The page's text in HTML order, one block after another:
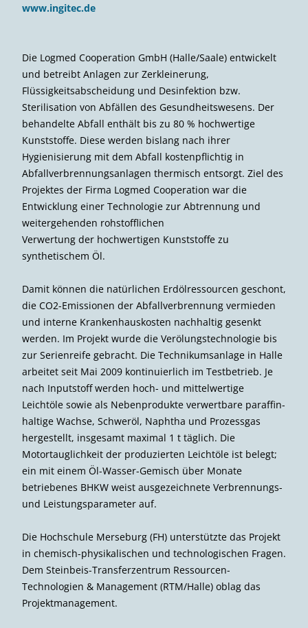
www.ingitec.de
Die Logmed Cooperation GmbH (Halle/Saale) entwickelt
und betreibt Anlagen zur Zerkleinerung,
Flüssigkeitsabscheidung und Desinfektion bzw.
Sterilisation von Abfällen des Gesundheitswesens. Der
behandelte Abfall enthält bis zu 80 % hochwertige
Kunststoffe. Diese werden bislang nach ihrer
Hygienisierung mit dem Abfall kostenpflichtig in
Abfallverbrennungsanlagen thermisch entsorgt. Ziel des
Projektes der Firma Logmed Cooperation war die
Entwicklung einer Technologie zur Abtrennung und
weitergehenden rohstofflichen
Verwertung der hochwertigen Kunststoffe zu
synthetischem Öl.
Damit können die natürlichen Erdöl­ressourcen geschont,
die CO2-Emissionen der Abfallverbrennung vermieden
und interne Krankenhauskosten nachhaltig gesenkt
werden. Im Projekt wurde die Verölungstechnologie bis
zur Serienreife gebracht. Die Technikumsanlage in Halle
arbeitet seit Mai 2009 kontinuierlich im Testbetrieb. Je
nach Inputstoff werden hoch- und mittelwertige
Leichtöle sowie als Nebenprodukte verwertbare paraffin­
haltige Wachse, Schweröl, Naphtha und Prozessgas
hergestellt, insgesamt maximal 1 t täglich. Die
Motortauglichkeit der produzierten Leichtöle ist belegt;
ein mit einem Öl-Wasser-Gemisch über Monate
betriebenes BHKW weist ausgezeichnete Verbrennungs-
und Leistungsparameter auf.
Die Hochschule Merseburg (FH) unterstützte das Projekt
in chemisch-physikalischen und technologischen Fragen.
Dem Steinbeis-Transferzentrum Ressourcen-
Technologien & Management (RTM/Halle) oblag das
Projektmanagement.